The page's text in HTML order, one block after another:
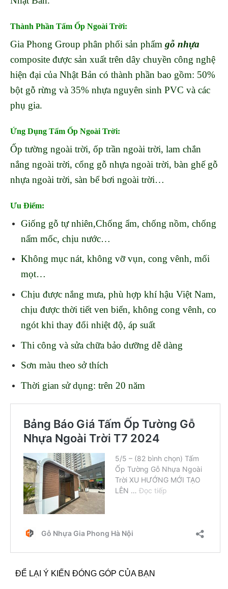
Thành Phần Tấm Ốp Ngoài Trời:
Gia Phong Group phân phối sản phẩm gỗ nhựa
composite được sản xuất trên dây chuyền công nghệ
hiện đại của Nhật Bản có thành phần bao gồm: 50%
bột gỗ rừng và 35% nhựa nguyên sinh PVC và các
phụ gia.
Ứng Dụng Tấm Ốp Ngoài Trời:
Ốp tường ngoài trời, ốp trần ngoài trời, lam chắn
nắng ngoài trời, cổng gỗ nhựa ngoài trời, bàn ghế gỗ
nhựa ngoài trời, sàn bể bơi ngoài trời…
Ưu Điểm:
Giống gỗ tự nhiên,Chống ẩm, chống nồm, chống
nấm mốc, chịu nước…
Không mục nát, không vỡ vụn, cong vênh, mối
mọt…
Chịu được nắng mưa, phù hợp khí hậu Việt Nam,
chịu được thời tiết ven biển, không cong vênh, co
ngót khi thay đổi nhiệt độ, áp suất
Thi công và sửa chữa bảo dưỡng dễ dàng
Sơn màu theo sở thích
Thời gian sử dụng: trên 20 năm
ĐỂ LẠI Ý KIẾN ĐÓNG GÓP CỦA BẠN